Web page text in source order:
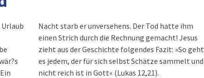
Nacht starb er unversehens. Der Tod hatte ihm
einen Strich durch die Rechnung gemacht! Jesus
zieht aus der Geschichte folgendes Fazit: »So geht
es jedem, der für sich selbst Schätze sammelt und
nicht reich ist in Gott« (Lukas 12,21).